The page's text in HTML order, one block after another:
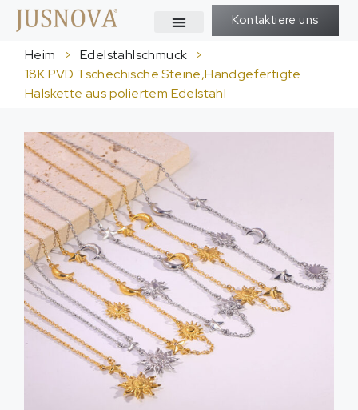
Kontaktiere uns
Heim > Edelstahlschmuck >
18K PVD Tschechische Steine,Handgefertigte
Halskette aus poliertem Edelstahl